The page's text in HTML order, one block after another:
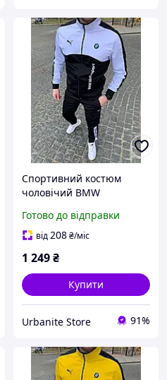
Спортивний костюм
чоловічий BMW
Комплект осінній
весняний демісезонний
Готово до відправки
від208₴/міс
1 249₴
Купити
Urbanite Store 91%